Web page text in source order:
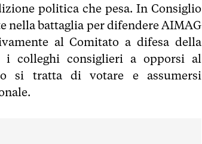
politica che pesa. In Consiglio
nella battaglia per difendere AIMAG
al Comitato a difesa della
i colleghi consiglieri a opporsi al
si tratta di votare e assumersi